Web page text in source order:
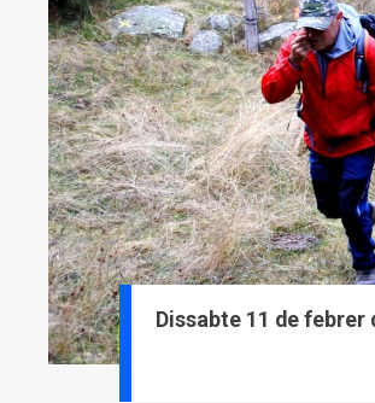
Dissabte 11 de febrer